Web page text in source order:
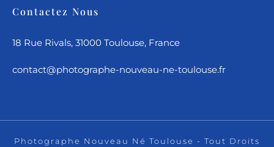
Contactez Nous
18 Rue Rivals, 31000 Toulouse, France
contact@photographe-nouveau-ne-toulouse.fr
Photographe Nouveau Né Toulouse - Tout Droits